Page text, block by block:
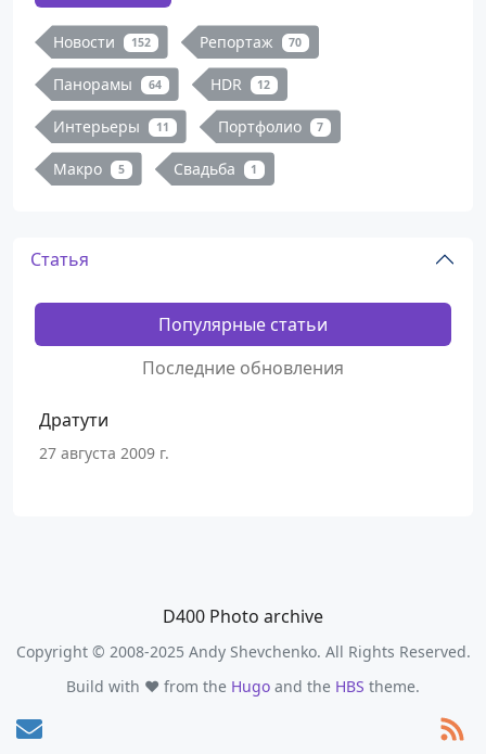
Новости 152 Репортаж 70
Панорамы 64 HDR 12
Интерьеры 11 Портфолио 7
Макро 5 Свадьба 1
Статья
Популярные статьи
Последние обновления
Дратути
27 августа 2009 г.
D400 Photo archive
Copyright © 2008-2025 Andy Shevchenko. All Rights Reserved.
Build with ❤️ from the Hugo and the HBS theme.